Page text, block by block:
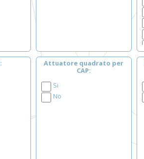
Attuatore quadrato per
CAP
Si
No